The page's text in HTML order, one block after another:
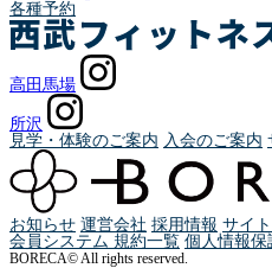
各種予約
高田馬場
所沢
見学・体験のご案内 入会のご案内
お知らせ 運営会社 採用情報 サイ
会員システム 規約一覧 個人情報保
BORECA© All rights reserved.